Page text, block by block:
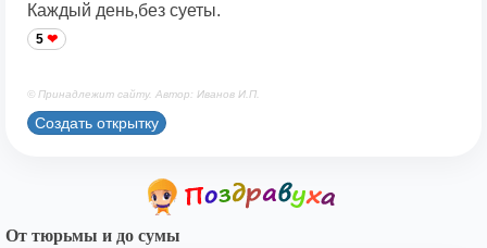
Каждый день,без суеты.
5
© Принадлежит сайту. Автор: Иванов И.П.
Создать открытку
От тюрьмы и до сумы